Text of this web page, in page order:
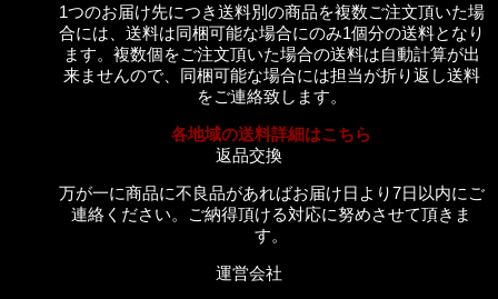
1つのお届け先につき送料別の商品を複数ご注文頂いた場
合には、送料は同梱可能な場合にのみ1個分の送料となり
ます。複数個をご注文頂いた場合の送料は自動計算が出
来ませんので、同梱可能な場合には担当が折り返し送料
をご連絡致します。
各地域の送料詳細はこちら
返品交換
万が一に商品に不良品があればお届け日より7日以内にご
連絡ください。ご納得頂ける対応に努めさせて頂きま
す。
運営会社